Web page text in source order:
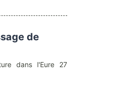
de
dans l'Eure 27